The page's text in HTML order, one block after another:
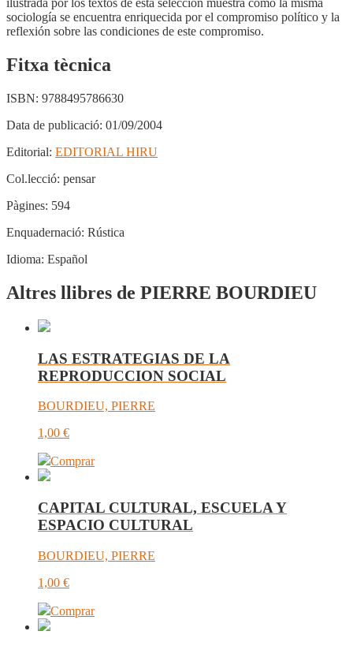
ilustrada por los textos de esta selección muestra como la misma
sociología se encuentra enriquecida por el compromiso político y la
reflexión sobre las condiciones de este compromiso.
Fitxa tècnica
ISBN: 9788495786630
Data de publicació: 01/09/2004
Editorial: EDITORIAL HIRU
Col.lecció: pensar
Pàgines: 594
Enquadernació: Rústica
Idioma: Español
Altres llibres de PIERRE BOURDIEU
LAS ESTRATEGIAS DE LA
REPRODUCCION SOCIAL
BOURDIEU, PIERRE
1,00 €
Comprar
CAPITAL CULTURAL, ESCUELA Y
ESPACIO CULTURAL
BOURDIEU, PIERRE
1,00 €
Comprar